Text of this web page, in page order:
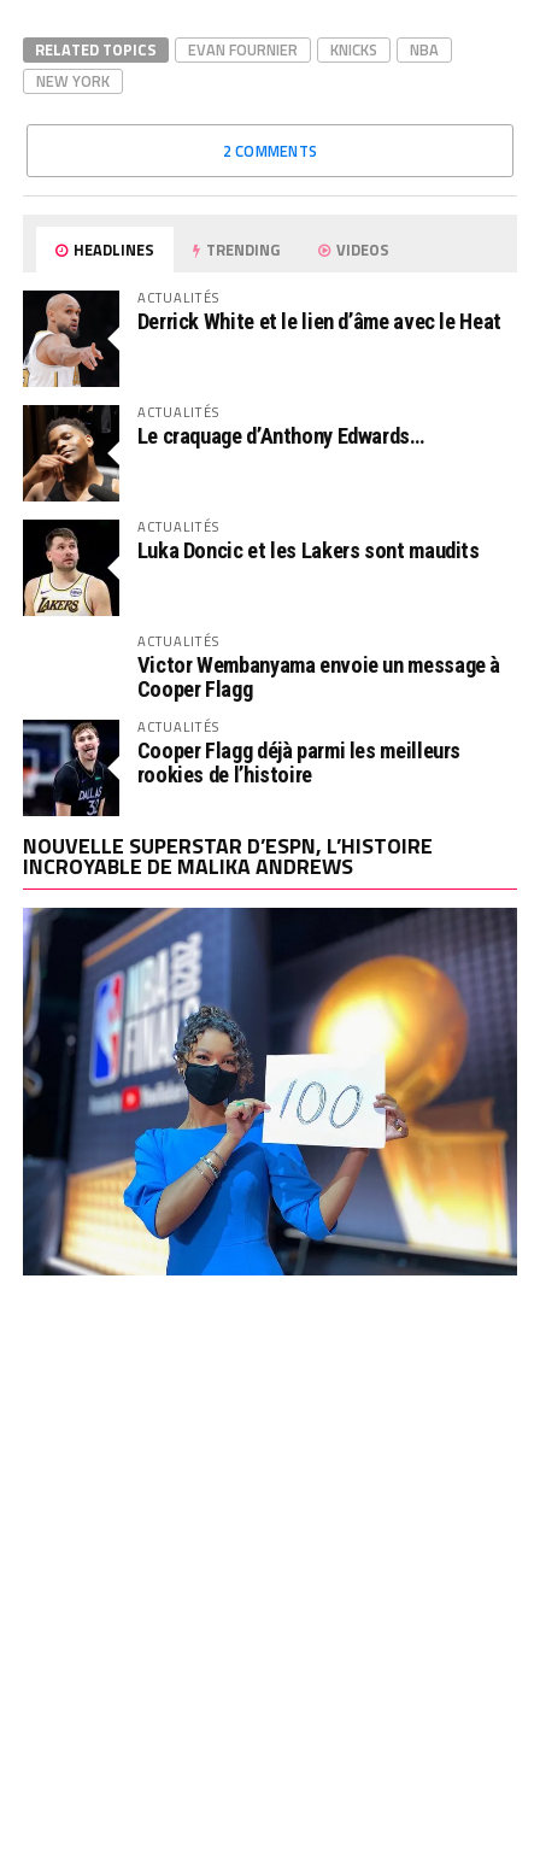
RELATED TOPICS EVAN FOURNIER KNICKS
NBA
NEW YORK
2 COMMENTS
HEADLINES TRENDING VIDEOS
ACTUALITÉS
Derrick White et le lien d’âme avec le Heat
ACTUALITÉS
Le craquage d’Anthony Edwards…
ACTUALITÉS
Luka Doncic et les Lakers sont maudits
ACTUALITÉS
Victor Wembanyama envoie un message à
Cooper Flagg
ACTUALITÉS
Cooper Flagg déjà parmi les meilleurs
rookies de l’histoire
NOUVELLE SUPERSTAR D’ESPN, L’HISTOIRE
INCROYABLE DE MALIKA ANDREWS